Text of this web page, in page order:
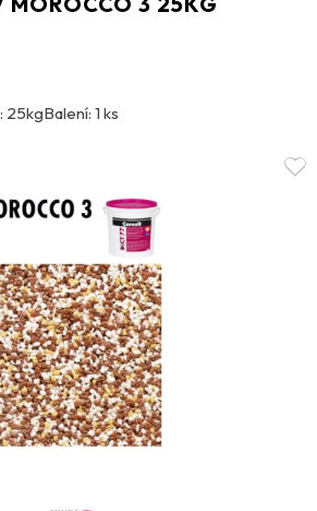
25kgBalení: 1 ks